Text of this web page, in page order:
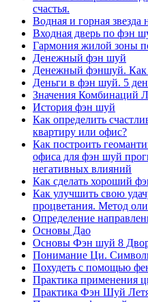
счастья.
Водная и горная звезда
Входная дверь по фэн
Гармония жилой зоны
Денежный фэн шуй
Денежный фэншуй. Как
Деньги в фэн шуй. 5
Значения Комбинаций
История фэн шуй
Как определить
квартиру или офис?
Как построить
офиса для фэн шуй
негативных влияний
Как сделать хороший
Как улучшить свою
процветания. Метод
Определение
Основы Дао
Основы Фэн шуй 8
Понимание Ци.
Похудеть с помощью
Практика применения
Практика Фэн Шуй